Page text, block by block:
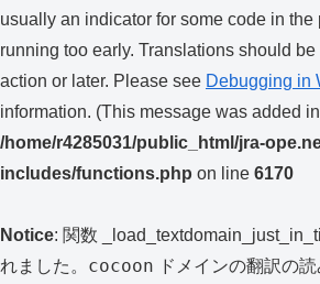
usually an indicator for some code in the
running too early. Translations should
action or later. Please see Debugging in
information. (This message was added
/home/r4285031/public_html/jra-
includes/functions.php on line 6170
Notice: 関数
れました。 cocoon ドメインの翻訳の